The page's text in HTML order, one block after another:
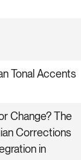
Tonal Accents
Change? The
Corrections
in